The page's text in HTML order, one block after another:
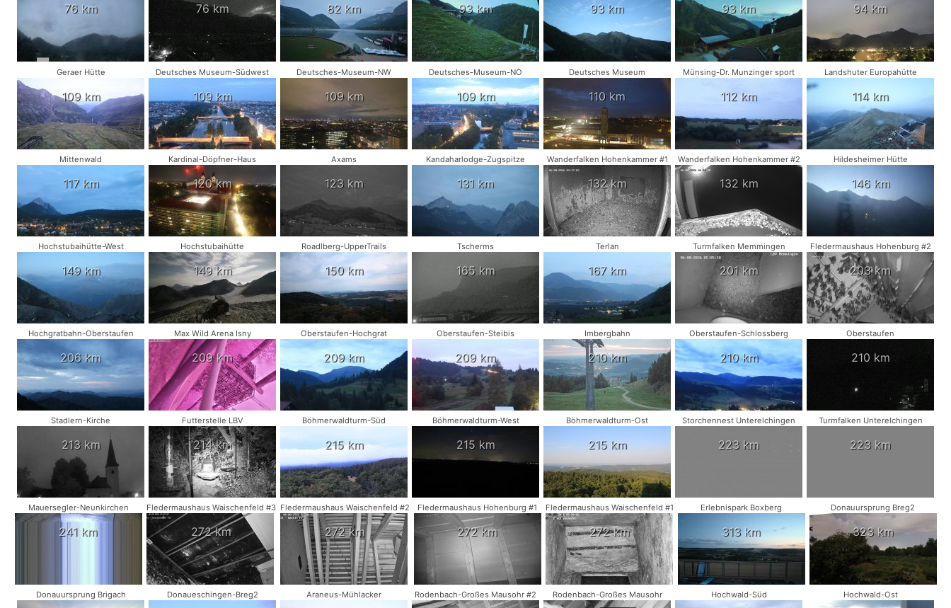
76 km 76 km 82 km 93 km 93 km 93 km 94 km
Geraer Hütte
109 km
Deutsches Museum-Südwest
109 km
Deutsches-Museum-NW
109 km
Deutsches-Museum-NO
109 km
Deutsches Museum
110 km
Münsing-Dr. Munzinger sport
112 km
Landshuter Europahütte
114 km
Mittenwald
117 km
Kardinal-Döpfner-Haus
120 km
Axams
123 km
Kandaharlodge-Zugspitze
131 km
Wanderfalken Hohenkammer #1
132 km
Wanderfalken Hohenkammer #2
132 km
Hildesheimer Hütte
146 km
Hochstubaihütte-West
149 km
Hochstubaihütte
149 km
Roadlberg-UpperTrails
150 km
Tscherms
165 km
Terlan
167 km
Turmfalken Memmingen
201 km
Fledermaushaus Hohenburg #2
203 km
Hochgratbahn-Oberstaufen
206 km
Max Wild Arena Isny
209 km
Oberstaufen-Hochgrat
209 km
Oberstaufen-Steibis
209 km
Imbergbahn
210 km
Oberstaufen-Schlossberg
210 km
Oberstaufen
210 km
Stadlern-Kirche
213 km
Futterstelle LBV
214 km
Böhmerwaldturm-Süd
215 km
Böhmerwaldturm-West
215 km
Böhmerwaldturm-Ost
215 km
Storchennest Unterelchingen
223 km
Turmfalken Unterelchingen
223 km
Mauersegler-Neunkirchen
241 km
Fledermaushaus Waischenfeld #3
272 km
Fledermaushaus Waischenfeld #2
272 km
Fledermaushaus Hohenburg #1
272 km
Fledermaushaus Waischenfeld #1
272 km
Erlebnispark Boxberg
313 km
Donauursprung Breg2
323 km
Donauursprung Brigach Donaueschingen-Breg2 Araneus-Mühlacker Rodenbach-Großes Mausohr #2 Rodenbach-Großes Mausohr Hochwald-Süd Hochwald-Ost